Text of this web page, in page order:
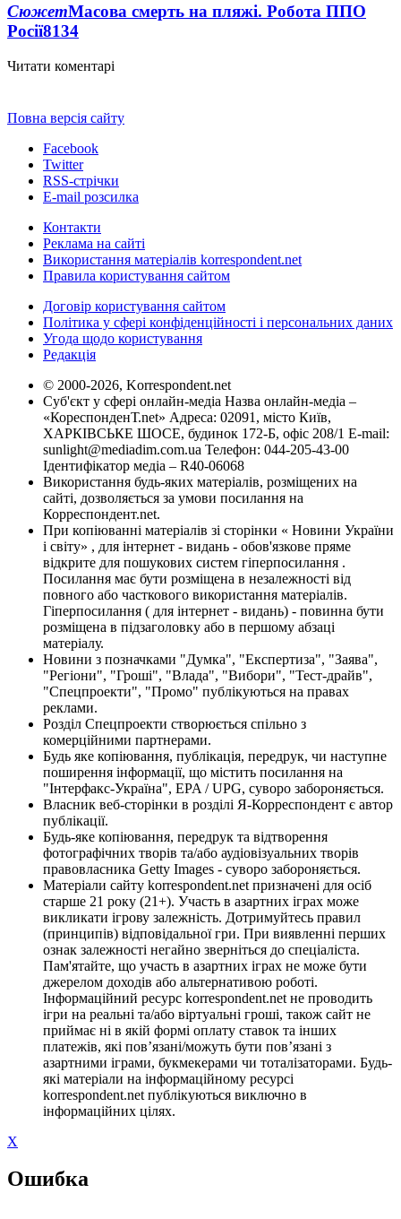
СюжетМасова смерть на пляжі. Робота ППО
Росії8134
Читати коментарі
Повна версія сайту
Facebook
Twitter
RSS-стрічки
E-mail розсилка
Контакти
Реклама на сайті
Використання матеріалів korrespondent.net
Правила користування сайтом
Договір користування сайтом
Політика у сфері конфіденційності і персональних даних
Угода щодо користування
Редакція
© 2000-2026, Korrespondent.net
Суб'єкт у сфері онлайн-медіа Назва онлайн-медіа –
«КореспонденТ.net» Адреса: 02091, місто Київ,
ХАРКІВСЬКЕ ШОСЕ, будинок 172-Б, офіс 208/1 E-mail:
sunlight@mediadim.com.ua Телефон: 044-205-43-00
Ідентифікатор медіа – R40-06068
Використання будь-яких матеріалів, розміщених на
сайті, дозволяється за умови посилання на
Корреспондент.net.
При копіюванні матеріалів зі сторінки « Новини України
і світу» , для інтернет - видань - обов'язкове пряме
відкрите для пошукових систем гіперпосилання .
Посилання має бути розміщена в незалежності від
повного або часткового використання матеріалів.
Гіперпосилання ( для інтернет - видань) - повинна бути
розміщена в підзаголовку або в першому абзаці
матеріалу.
Новини з позначками "Думка", "Експертиза", "Заява",
"Регіони", "Гроші", "Влада", "Вибори", "Тест-драйв",
"Спецпроекти", "Промо" публікуються на правах
реклами.
Розділ Спецпроекти створюється спільно з
комерційними партнерами.
Будь яке копіювання, публікація, передрук, чи наступне
поширення інформації, що містить посилання на
"Інтерфакс-Україна", EPA / UPG, суворо забороняється.
Власник веб-сторінки в розділі Я-Корреспондент є автор
публікації.
Будь-яке копіювання, передрук та відтворення
фотографічних творів та/або аудіовізуальних творів
правовласника Getty Images - суворо забороняється.
Матеріали сайту korrespondent.net призначені для осіб
старше 21 року (21+). Участь в азартних іграх може
викликати ігрову залежність. Дотримуйтесь правил
(принципів) відповідальної гри. При виявленні перших
ознак залежності негайно зверніться до спеціаліста.
Пам'ятайте, що участь в азартних іграх не може бути
джерелом доходів або альтернативою роботі.
Інформаційний ресурс korrespondent.net не проводить
ігри на реальні та/або віртуальні гроші, також сайт не
приймає ні в якій формі оплату ставок та інших
платежів, які пов’язані/можуть бути пов’язані з
азартними іграми, букмекерами чи тоталізаторами. Будь-
які матеріали на інформаційному ресурсі
korrespondent.net публікуються виключно в
інформаційних цілях.
X
Ошибка